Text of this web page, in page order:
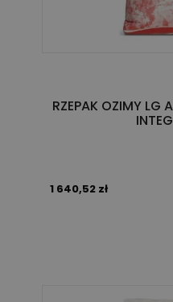
RZEPAK OZIMY LG
1 640,52 zł